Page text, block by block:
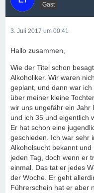
Gast
3. Juli 2017 um 00:41
Hallo zusammen,
Wie der Titel schon
Alkoholiker. Wir waren
geplant, und dann war
über meiner kleine
wir uns ungefähr ein Jahr
und ich 35 und eigentlich
Er hat schon eine
geschieden. Ich war sehr
Alkoholsucht bekannt
jeden Tag, doch wenn er
einmal. Das tat er jedes
der Woche. Er geht
Führerschein hat er aber